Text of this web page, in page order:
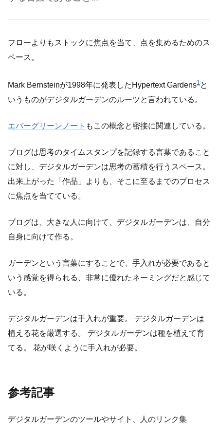
フローよりもストックに焦点を当て、点を集めるためのス
ペース。
Mark Bernsteinが1998年に発表したHypertext Gardens1と
いうものがデジタルガーデンのルーツと言われている。
エバーグリーンノート もこの概念と密接に関連している。
ブログは思考のタイムスタンプを記録する言葉であること
に対し、デジタルガーデンは思考の蓄積を行うスペース。
出来上がった「作品」よりも、そこに至るまでのプロセス
に焦点を当てている。
ブログは、大きな人に向けて、デジタルガーデンは、自分
自身に向けて作る。
ガーデンという言葉にすることで、手入れが必要であると
いう感覚を得られる、非常に優れたネーミングだと感じて
いる。
デジタルガーデンは手入れが重要。 デジタルガーデンは
植える花を厳選する。 デジタルガーデンは種を植えて育
てる。 花が咲くように手入れが必要。
参考記事
デジタルガーデンのツールやサイト、人のリンク集